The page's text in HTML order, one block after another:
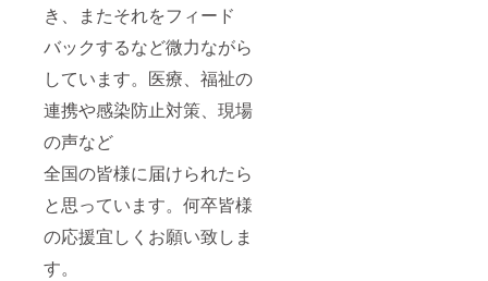
き、またそれをフィード
バックするなど微力ながら
しています。医療、福祉の
連携や感染防止対策、現場
の声など
全国の皆様に届けられたら
と思っています。何卒皆様
の応援宜しくお願い致しま
す。